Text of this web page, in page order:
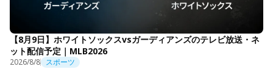
【8月9日】ホワイトソックスvsガーディアンズのテレビ放送・ネ
ット配信予定｜MLB2026
2026/8/8 スポーツ